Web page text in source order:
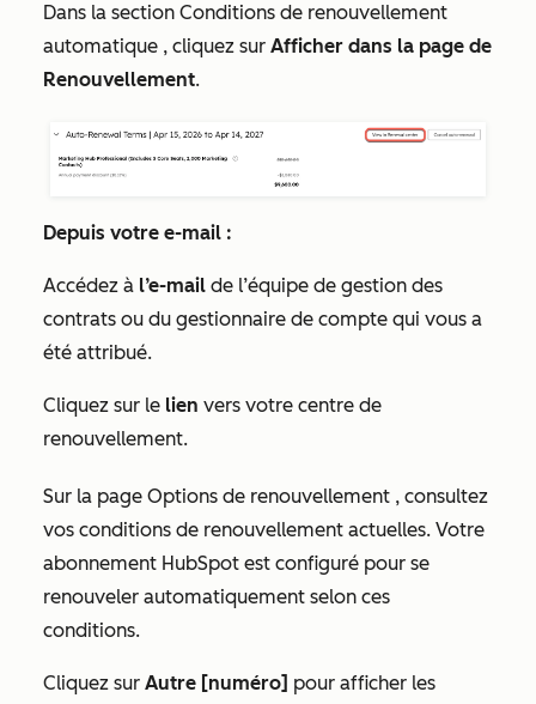
Dans la section Conditions de renouvellement
automatique , cliquez sur Afficher dans la page de
Renouvellement.
Depuis votre e-mail :
Accédez à l’e-mail de l’équipe de gestion des
contrats ou du gestionnaire de compte qui vous a
été attribué.
Cliquez sur le lien vers votre centre de
renouvellement.
Sur la page Options de renouvellement , consultez
vos conditions de renouvellement actuelles. Votre
abonnement HubSpot est configuré pour se
renouveler automatiquement selon ces
conditions.
Cliquez sur Autre [numéro] pour afficher les